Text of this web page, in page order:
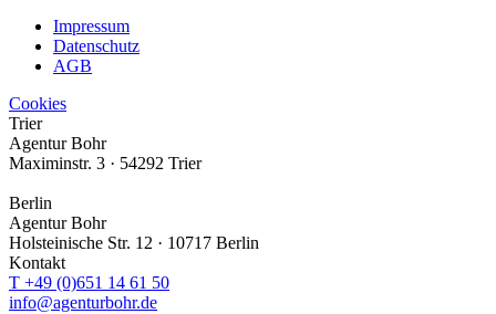
Impressum
Datenschutz
AGB
Cookies
Trier
Agentur Bohr
Maximinstr. 3 · 54292 Trier
Berlin
Agentur Bohr
Holsteinische Str. 12 · 10717 Berlin
Kontakt
T +49 (0)651 14 61 50
info@agenturbohr.de